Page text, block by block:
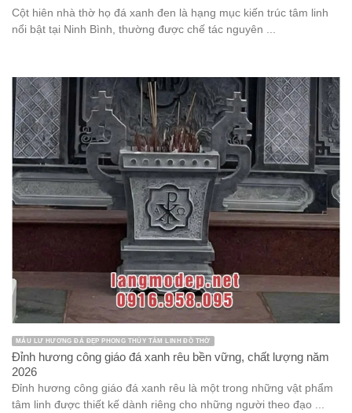
Cột hiên nhà thờ họ đá xanh đen là hạng mục kiến trúc tâm linh
nổi bật tại Ninh Bình, thường được chế tác nguyên ...
MẪU LƯ HƯƠNG ĐÁ ĐẸP PHONG THỦY TÂM LINH ĐỒ THỜ
Đỉnh hương công giáo đá xanh rêu bền vững, chất lượng năm
2026
Đỉnh hương công giáo đá xanh rêu là một trong những vật phẩm
tâm linh được thiết kế dành riêng cho những người theo đạo ...